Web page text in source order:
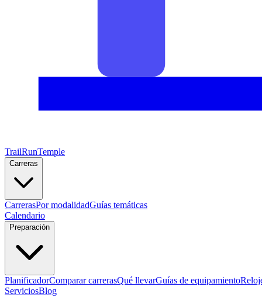
TrailRunTemple
Carreras
CarrerasPor modalidadGuías temáticas
Calendario
Preparación
PlanificadorComparar carrerasQué llevarGuías de equipamiento
ServiciosBlog